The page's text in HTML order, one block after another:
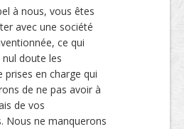
à nous, vous êtes
avec une société
ce qui
doute les
prises en charge qui
de ne pas avoir à
de vos
Nous ne manquerons